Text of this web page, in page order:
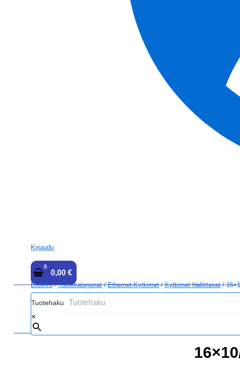
Kirjaudu
0,00€
Etusivu/Tuotekategoriat/Ethernet-Kytkimet/Kytkimet Hallittavat/
Tuotehaku
×